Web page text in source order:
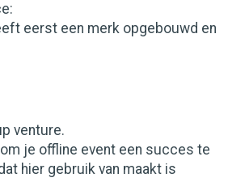
eerst een merk opgebouwd en
venture.
je offline event een succes te
hier gebruik van maakt is